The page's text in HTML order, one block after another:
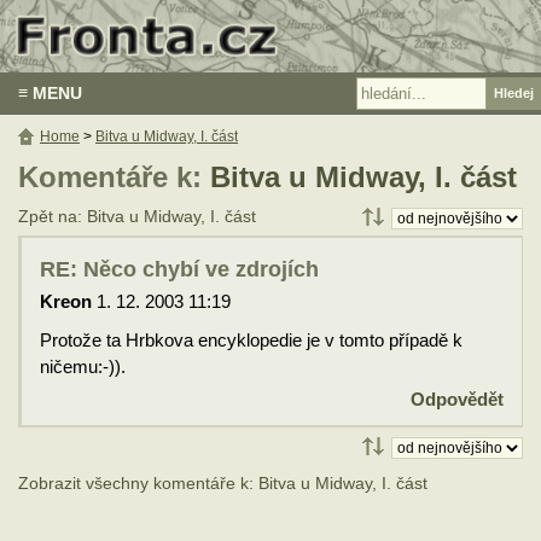
≡ MENU
Komentáře k: Bitva u Midway, I. část
Zpět na: Bitva u Midway, I. část
RE: Něco chybí ve zdrojích
Kreon 1. 12. 2003 11:19
Protože ta Hrbkova encyklopedie je v tomto případě k
ničemu:-)).
Odpovědět
Zobrazit všechny komentáře k: Bitva u Midway, I. část
Home > Bitva u Midway, I. část